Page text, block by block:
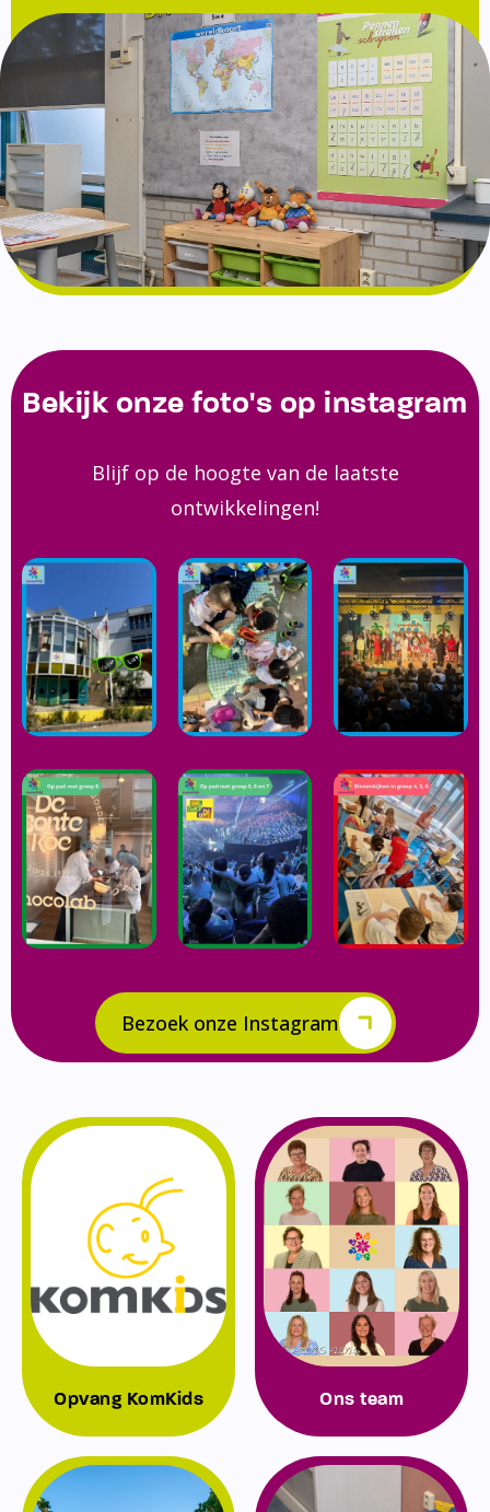
Bekijk onze foto's op instagram
Blijf op de hoogte van de laatste
ontwikkelingen!
Bezoek onze Instagram
Opvang KomKids Ons team